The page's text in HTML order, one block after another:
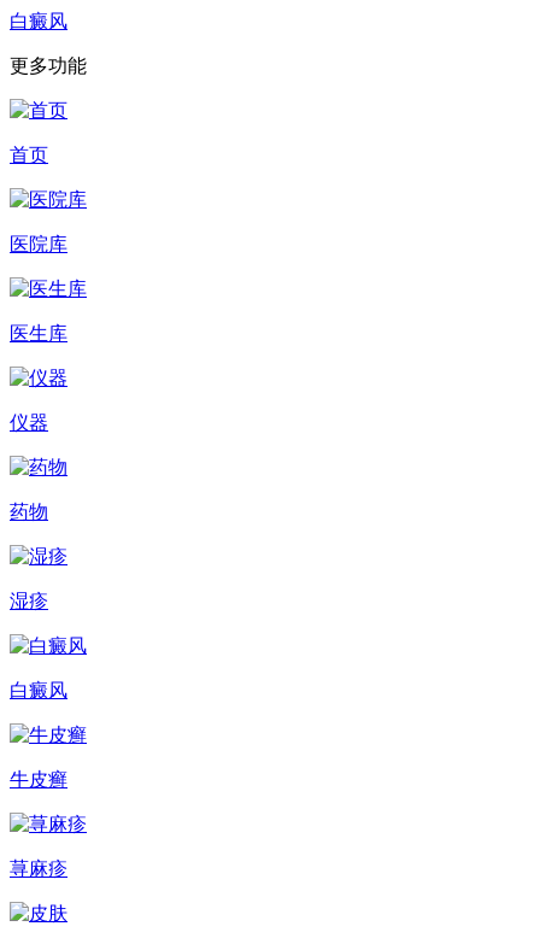
白癜风
更多功能
首页
医院库
医生库
仪器
药物
湿疹
白癜风
牛皮癣
荨麻疹